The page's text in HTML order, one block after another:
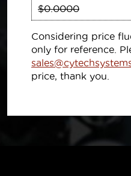
$0.0000
Considering price
only for reference.
price, thank you.